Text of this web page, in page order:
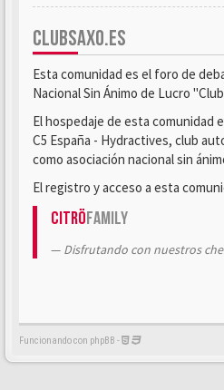
CLUBSAXO.ES
Esta comunidad es el foro de
Nacional Sin Ánimo de Lucro
El hospedaje de esta comunidad
C5 España - Hydractives, club
como asociación nacional sin
El registro y acceso a esta
CitröFamily
Disfrutando con nuestros
Funcionando con phpBB -